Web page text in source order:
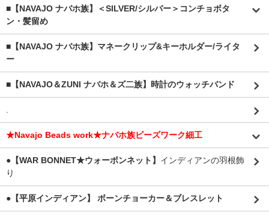
■【NAVAJO ナバホ族】＜SILVER/シルバー＞コンチョボタ
ン・髪留め
■【NAVAJO ナバホ族】マネークリップ&キーホルダー/ライタ
ー
■【NAVAJO＆ZUNI ナバホ＆ズ二族】時計のウォッチバンド
.
★Navajo Beads work★ナバホ族ビーズワーク細工
●【WAR BONNET★ウォーボンネット】 インディアンの羽根飾
り
●【平原インディアン】 ボーンチョーカー＆ブレスレット